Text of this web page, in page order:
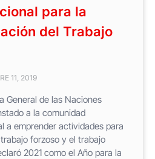
para la
del Trabajo
11, 2019
General de las Naciones
a la comunidad
a emprender actividades para
forzoso y el trabajo
2021 como el Año para la